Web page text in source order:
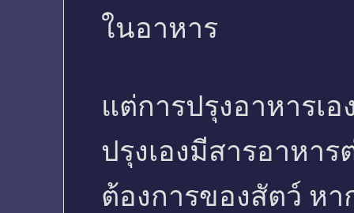
ในอาหาร
แต่การปรุงอาหารเ
ปรุงเองมีสารอาหา
ต้องการของสัตว์ ห